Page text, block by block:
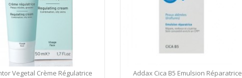
Vegetal Crème Régulatrice
Addax Cica B5 Emulsion Réparatrice